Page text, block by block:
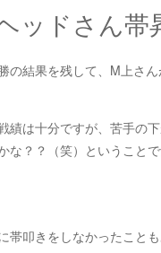
ッドさん帯
の結果を残して、M上さん
績は十分ですが、苦手の
な？？（笑）ということ
帯叩きをしなかったこと